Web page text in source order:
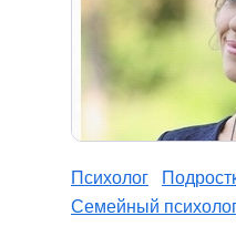
Психолог
Семейный